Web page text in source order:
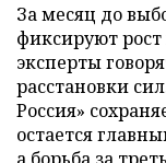
За месяц до
фиксируют рост
эксперты
расстановки
Россия»
остается
а борьба за